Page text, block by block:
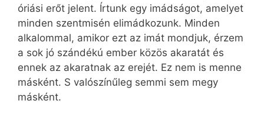
óriási erőt jelent. Írtunk egy imádságot, amelyet
minden szentmisén elimádkozunk. Minden
alkalommal, amikor ezt az imát mondjuk, érzem
a sok jó szándékú ember közös akaratát és
ennek az akaratnak az erejét. Ez nem is menne
másként. S valószínűleg semmi sem megy
másként.